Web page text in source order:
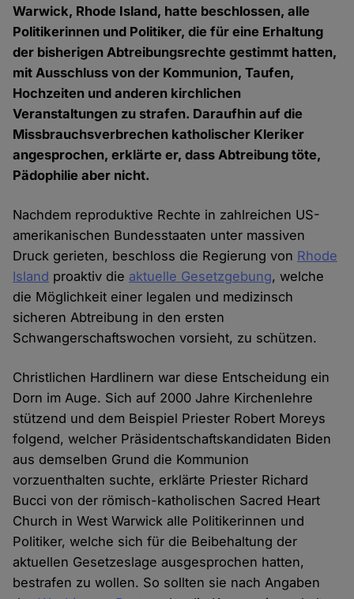
Warwick, Rhode Island, hatte beschlossen, alle
Politikerinnen und Politiker, die für eine Erhaltung
der bisherigen Abtreibungsrechte gestimmt hatten,
mit Ausschluss von der Kommunion, Taufen,
Hochzeiten und anderen kirchlichen
Veranstaltungen zu strafen. Daraufhin auf die
Missbrauchsverbrechen katholischer Kleriker
angesprochen, erklärte er, dass Abtreibung töte,
Pädophilie aber nicht.
Nachdem reproduktive Rechte in zahlreichen US-
amerikanischen Bundesstaaten unter massiven
Druck gerieten, beschloss die Regierung von Rhode
Island proaktiv die aktuelle Gesetzgebung, welche
die Möglichkeit einer legalen und medizinsch
sicheren Abtreibung in den ersten
Schwangerschaftswochen vorsieht, zu schützen.
Christlichen Hardlinern war diese Entscheidung ein
Dorn im Auge. Sich auf 2000 Jahre Kirchenlehre
stützend und dem Beispiel Priester Robert Moreys
folgend, welcher Präsidentschaftskandidaten Biden
aus demselben Grund die Kommunion
vorzuenthalten suchte, erklärte Priester Richard
Bucci von der römisch-katholischen Sacred Heart
Church in West Warwick alle Politikerinnen und
Politiker, welche sich für die Beibehaltung der
aktuellen Gesetzeslage ausgesprochen hatten,
bestrafen zu wollen. So sollten sie nach Angaben